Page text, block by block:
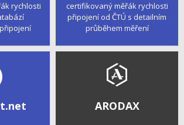
rychlosti
certifikovaný měřák rychlosti
připojení od ČTÚ s detailním
průběhem měření
ARODAX